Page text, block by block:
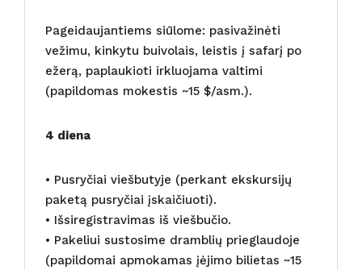
Pageidaujantiems siūlome: pasivažinėti
vežimu, kinkytu buivolais, leistis į safarį po
ežerą, paplaukioti irkluojama valtimi
(papildomas mokestis ~15 $/asm.).
4 diena
• Pusryčiai viešbutyje (perkant ekskursijų
paketą pusryčiai įskaičiuoti).
• Išsiregistravimas iš viešbučio.
• Pakeliui sustosime dramblių prieglaudoje
(papildomai apmokamas įėjimo bilietas ~15